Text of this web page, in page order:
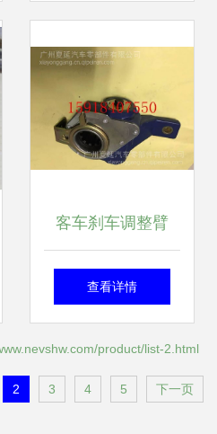
客车刹车调整臂
QZ01B 价格、图片
汽车内饰件关联分
查看详情
product/list-2.html
2 3 4 5 下一页